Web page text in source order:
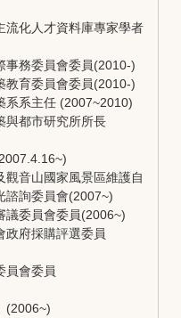
流化人才資料庫專家學者
事務委員會委員(2010-)
教育委員會委員(2010-)
系系主任 (2007~2010)
與都市研究所所長
觀音山國家風景區維護自
諮詢委員會(2007~)
議委員會委員(2006~)
政府採購評選委員
員會委員
(2006~)